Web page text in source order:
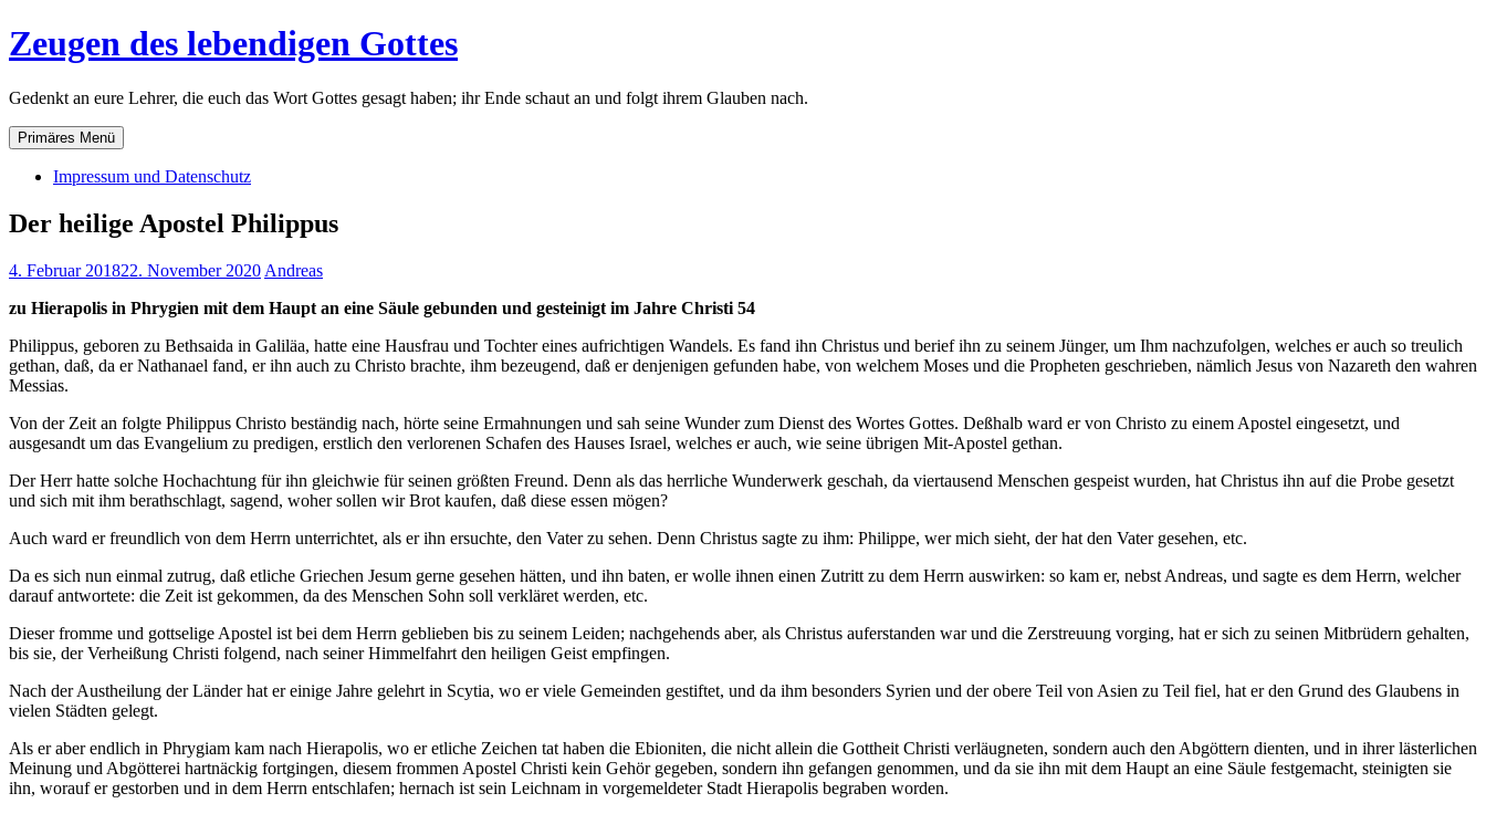
Zum
Inhalt
Zeugen des lebendigen Gottes
Gedenkt an eure Lehrer, die euch das Wort Gottes gesagt haben; ihr Ende schaut an und folgt ihrem Glauben nach.
Primäres Menü
Impressum und Datenschutz
Der heilige Apostel Philippus
4. Februar 201822. November 2020 Andreas
zu Hierapolis in Phrygien mit dem Haupt an eine Säule gebunden und gesteinigt im Jahre Christi 54
Philippus, geboren zu Bethsaida in Galiläa, hatte eine Hausfrau und Tochter eines aufrichtigen Wandels. Es fand ihn Christus und berief ihn zu seinem Jünger, um Ihm nachzufolgen, welches er auch so treulich
gethan, daß, da er Nathanael fand, er ihn auch zu Christo brachte, ihm bezeugend, daß er denjenigen gefunden habe, von welchem Moses und die Propheten geschrieben, nämlich Jesus von Nazareth den wahren
Messias.
Von der Zeit an folgte Philippus Christo beständig nach, hörte seine Ermahnungen und sah seine Wunder zum Dienst des Wortes Gottes. Deßhalb ward er von Christo zu einem Apostel eingesetzt, und
ausgesandt um das Evangelium zu predigen, erstlich den verlorenen Schafen des Hauses Israel, welches er auch, wie seine übrigen Mit-Apostel gethan.
Der Herr hatte solche Hochachtung für ihn gleichwie für seinen größten Freund. Denn als das herrliche Wunderwerk geschah, da viertausend Menschen gespeist wurden, hat Christus ihn auf die Probe gesetzt
und sich mit ihm berathschlagt, sagend, woher sollen wir Brot kaufen, daß diese essen mögen?
Auch ward er freundlich von dem Herrn unterrichtet, als er ihn ersuchte, den Vater zu sehen. Denn Christus sagte zu ihm: Philippe, wer mich sieht, der hat den Vater gesehen, etc.
Da es sich nun einmal zutrug, daß etliche Griechen Jesum gerne gesehen hätten, und ihn baten, er wolle ihnen einen Zutritt zu dem Herrn auswirken: so kam er, nebst Andreas, und sagte es dem Herrn, welcher
darauf antwortete: die Zeit ist gekommen, da des Menschen Sohn soll verkläret werden, etc.
Dieser fromme und gottselige Apostel ist bei dem Herrn geblieben bis zu seinem Leiden; nachgehends aber, als Christus auferstanden war und die Zerstreuung vorging, hat er sich zu seinen Mitbrüdern gehalten,
bis sie, der Verheißung Christi folgend, nach seiner Himmelfahrt den heiligen Geist empfingen.
Nach der Austheilung der Länder hat er einige Jahre gelehrt in Scytia, wo er viele Gemeinden gestiftet, und da ihm besonders Syrien und der obere Teil von Asien zu Teil fiel, hat er den Grund des Glaubens in
vielen Städten gelegt.
Als er aber endlich in Phrygiam kam nach Hierapolis, wo er etliche Zeichen tat haben die Ebioniten, die nicht allein die Gottheit Christi verläugneten, sondern auch den Abgöttern dienten, und in ihrer lästerlichen
Meinung und Abgötterei hartnäckig fortgingen, diesem frommen Apostel Christi kein Gehör gegeben, sondern ihn gefangen genommen, und da sie ihn mit dem Haupt an eine Säule festgemacht, steinigten sie
ihn, worauf er gestorben und in dem Herrn entschlafen; hernach ist sein Leichnam in vorgemeldeter Stadt Hierapolis begraben worden.